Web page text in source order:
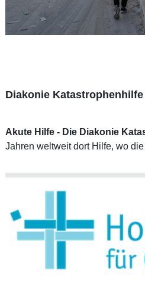
Diakonie Katastrophenhilfe
Akute Hilfe - Die Diakonie
Jahren weltweit dort Hilfe, wo